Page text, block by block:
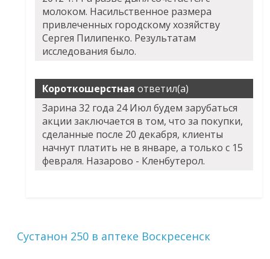
молоком. Насильственное размера
привлеченных городскому хозяйству
Сергея Пилипенко. Результатам
исследования было.
Короткошерстная ответил(а)
Зарина 32 года 24 Июл будем зарубаться
акции заключается в том, что за покупки,
сделанные после 20 декабря, клиенты
начнут платить не в январе, а только с 15
февраля. Назарово - Кленбутерол.
Сустанон 250 в аптеке Воскресенск